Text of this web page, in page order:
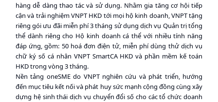
hàng dễ dàng thao tác và sử dụng. Nhằm gia tăng cơ hội tiếp
cận và trải nghiệm VNPT HKD tới mọi hộ kinh doanh, VNPT tặng
riêng gói ưu đãi miễn phí 3 tháng sử dụng dịch vụ Quản trị tổng
thể dành riêng cho Hộ kinh doanh cá thể với nhiều tính năng
đáp ứng, gồm: 50 hoá đơn điện tử, miễn phí dùng thử dịch vụ
chữ ký số cá nhân VNPT SmartCA HKD và phần mềm kế toán
HKD trong vòng 3 tháng.
Nền tảng oneSME do VNPT nghiên cứu và phát triển, hướng
đến mục tiêu kết nối và phát huy sức mạnh cộng đồng cùng xây
dựng hệ sinh thái dịch vụ chuyển đổi số cho các tổ chức doanh